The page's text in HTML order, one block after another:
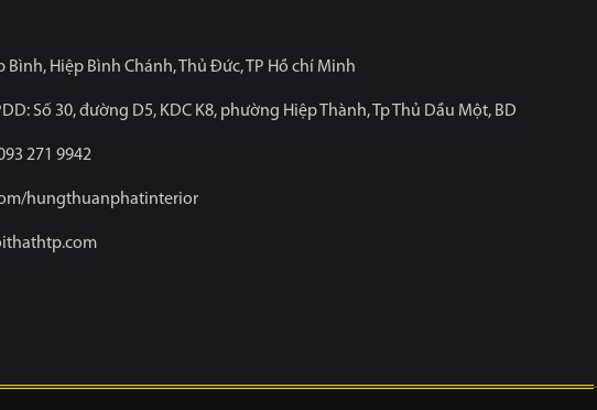
Bình, Hiệp Bình Chánh, Thủ Đức, TP Hồ chí Minh
Số 30, đường D5, KDC K8, phường Hiệp Thành, Tp Thủ Dầu Một, BD
271 9942
hungthuanphatinterior